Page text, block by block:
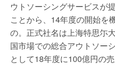
ウトソーシングサービスが
ことから、14年度の開始を
の。正式社名は上海特思尓
国市場での総合アウトソー
として18年度に100億円の売